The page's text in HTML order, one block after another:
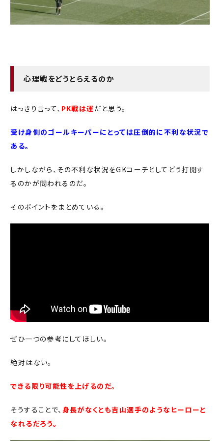
心理戦をどうとらえるのか
はっきり言って、 PK戦は運だと思う。
受け身側のゴールキーパーにとっては圧倒的に不利な状況で
ある。
しかしながら、その不利な状況をGKコーチとしてどう打開す
るのかが問われるのだ。
そのポイントをまとめている。
ぜひ一つの参考にしてほしい。
絶対はない。
できる限り可能性を上げるのだ。
そうすることで、 身長がなくとも吉山選手のようなヒーローと
なれるだろう。